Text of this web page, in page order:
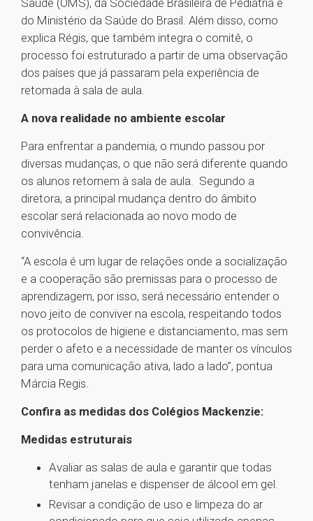
Saúde (OMS), da Sociedade Brasileira de Pediatria e
do Ministério da Saúde do Brasil. Além disso, como
explica Régis, que também integra o comitê, o
processo foi estruturado a partir de uma observação
dos países que já passaram pela experiência de
retomada à sala de aula.
A nova realidade no ambiente escolar
Para enfrentar a pandemia, o mundo passou por
diversas mudanças, o que não será diferente quando
os alunos retornem à sala de aula. Segundo a
diretora, a principal mudança dentro do âmbito
escolar será relacionada ao novo modo de
convivência.
“A escola é um lugar de relações onde a socialização
e a cooperação são premissas para o processo de
aprendizagem, por isso, será necessário entender o
novo jeito de conviver na escola, respeitando todos
os protocolos de higiene e distanciamento, mas sem
perder o afeto e a necessidade de manter os vínculos
para uma comunicação ativa, lado a lado”, pontua
Márcia Regis.
Confira as medidas dos Colégios Mackenzie:
Medidas estruturais
Avaliar as salas de aula e garantir que todas
tenham janelas e dispenser de álcool em gel.
Revisar a condição de uso e limpeza do ar